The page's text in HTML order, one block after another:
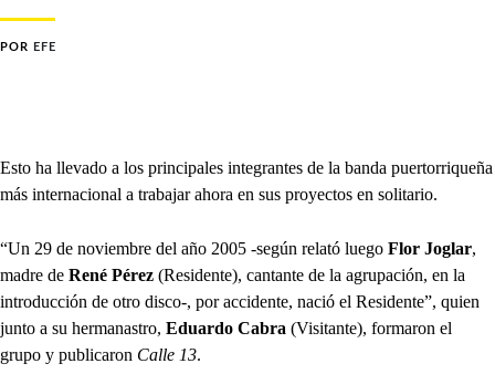
POR EFE
Esto ha llevado a los principales integrantes de la banda puertorriqueña
más internacional a trabajar ahora en sus proyectos en solitario.
“Un 29 de noviembre del año 2005 -según relató luego Flor Joglar,
madre de René Pérez (Residente), cantante de la agrupación, en la
introducción de otro disco-, por accidente, nació el Residente”, quien
junto a su hermanastro, Eduardo Cabra (Visitante), formaron el
grupo y publicaron Calle 13.